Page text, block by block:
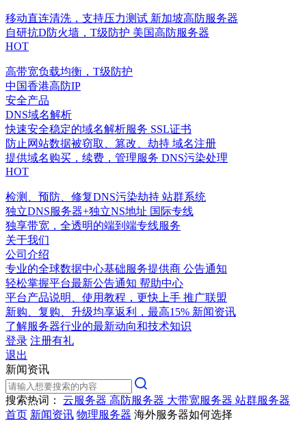
移动直连清洗，支持压力测试 新加坡高防服务器
自研抗D防火墙，T级防护 美国高防服务器
HOT
高带宽负载均衡，T级防护
中国香港高防IP
安全产品
DNS域名解析
快速安全稳定的域名解析服务 SSL证书
防止网站数据被窃取、篡改、劫持 域名注册
提供域名购买，续费，管理服务 DNS污染处理
HOT
检测、预防、修复DNS污染劫持 站群系统
独立DNS服务器+独立NS地址 国际专线
独享带宽，全透明的端到端专线服务
关于我们
公司介绍
专业的全球数据中心基础服务提供商 公告通知
轻松掌握平台最新公告通知 帮助中心
平台产品说明、使用教程，更快上手 推广联盟
新购、复购、升级均享返利，最高15% 新闻资讯
了解服务器行业的最新动向和技术知识
登录 注册有礼
退出
新闻资讯
搜索热词： 云服务器 高防服务器 大带宽服务器 站群服务器
首页 新闻资讯 物理服务器 海外服务器如何选择